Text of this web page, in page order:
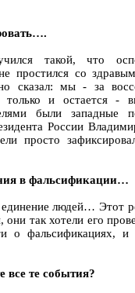
такой, что
простился со
сказал: мы - за
и остается -
были западные
России
просто
в фальсификации…
людей… Этот
так хотели его
о фальсификациях, и
все те события?